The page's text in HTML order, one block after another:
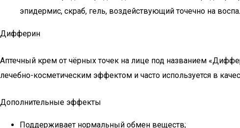
эпидермис, скраб, гель, воздействующий точечно на
Дифферин
Аптечный крем от чёрных точек на лице под названием
лечебно-косметическим эффектом и часто используется в
Дополнительные эффекты
Поддерживает нормальный обмен веществ;